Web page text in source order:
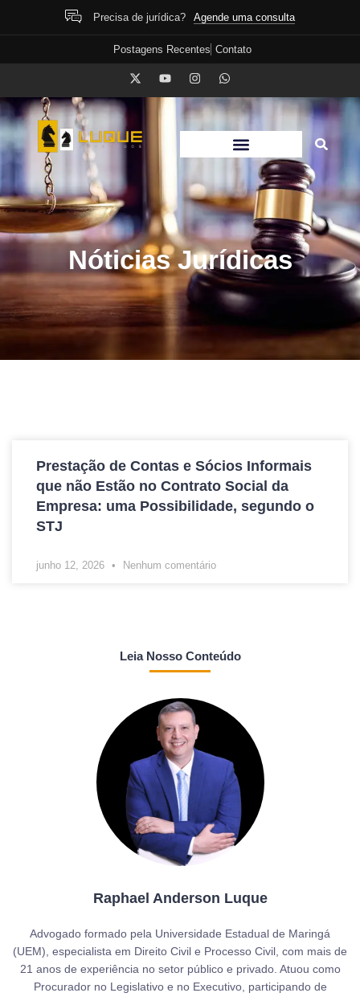
Precisa de jurídica? Agende uma consulta
Postagens Recentes Contato
Nóticias Jurídicas
Prestação de Contas e Sócios Informais
que não Estão no Contrato Social da
Empresa: uma Possibilidade, segundo o
STJ
junho 12, 2026 Nenhum comentário
Leia Nosso Conteúdo
Raphael Anderson Luque
Advogado formado pela Universidade Estadual de Maringá
(UEM), especialista em Direito Civil e Processo Civil, com mais de
21 anos de experiência no setor público e privado. Atuou como
Procurador no Legislativo e no Executivo, participando de